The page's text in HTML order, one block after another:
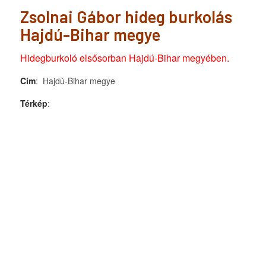
Zsolnai Gábor hideg burkolás
Hajdú-Bihar megye
Hidegburkoló elsősorban Hajdú-Bihar megyében.
Cím: Hajdú-Bihar megye
Térkép: